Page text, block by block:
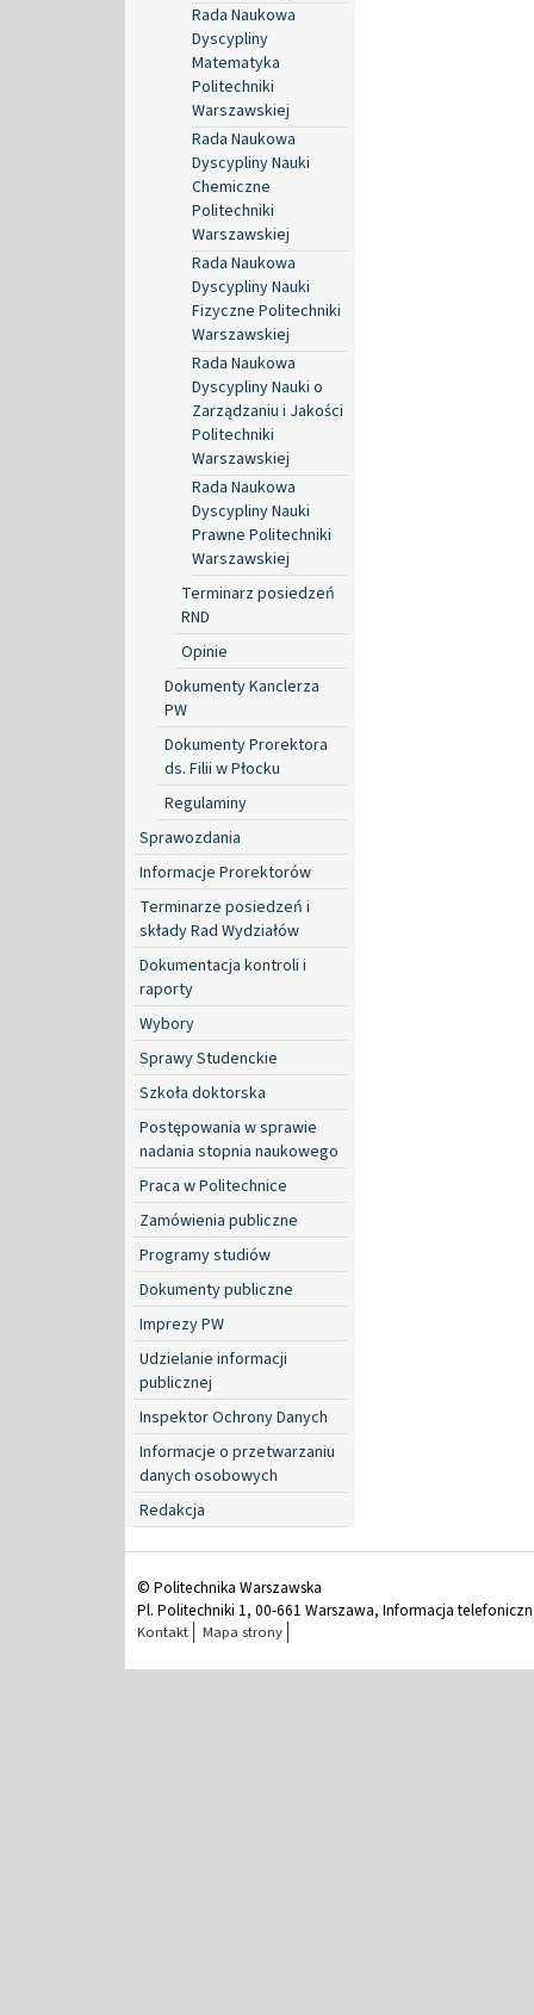
Rada Naukowa
Dyscypliny
Matematyka
Politechniki
Warszawskiej
Rada Naukowa
Dyscypliny Nauki
Chemiczne
Politechniki
Warszawskiej
Rada Naukowa
Dyscypliny Nauki
Fizyczne Politechniki
Warszawskiej
Rada Naukowa
Dyscypliny Nauki o
Zarządzaniu i Jakości
Politechniki
Warszawskiej
Rada Naukowa
Dyscypliny Nauki
Prawne Politechniki
Warszawskiej
Terminarz posiedzeń
RND
Opinie
Dokumenty Kanclerza
PW
Dokumenty Prorektora
ds. Filii w Płocku
Regulaminy
Sprawozdania
Informacje Prorektorów
Terminarze posiedzeń i
składy Rad Wydziałów
Dokumentacja kontroli i
raporty
Wybory
Sprawy Studenckie
Szkoła doktorska
Postępowania w sprawie
nadania stopnia naukowego
Praca w Politechnice
Zamówienia publiczne
Programy studiów
Dokumenty publiczne
Imprezy PW
Udzielanie informacji
publicznej
Inspektor Ochrony Danych
Informacje o przetwarzaniu
danych osobowych
Redakcja
© Politechnika Warszawska
Pl. Politechniki 1, 00-661 Warszawa, Informacja
Kontakt Mapa strony